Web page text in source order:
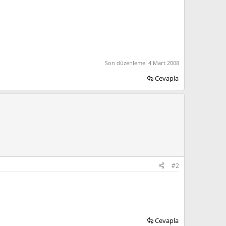
Son düzenleme: 4 Mart 2008
Cevapla
#2
Cevapla